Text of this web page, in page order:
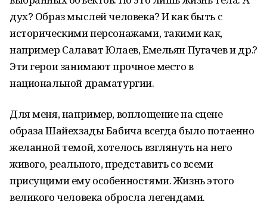
дух? Образ мыслей человека? И как быть с
историческими персонажами, такими как,
например Салават Юлаев, Емельян Пугачев и др.?
Эти герои занимают прочное место в
национальной драматургии.
Для меня, например, воплощение на сцене
образа Шайехзады Бабича всегда было потаенно
желанной темой, хотелось взглянуть на него
живого, реального, представить со всеми
присущими ему особенностями. Жизнь этого
великого человека обросла легендами.